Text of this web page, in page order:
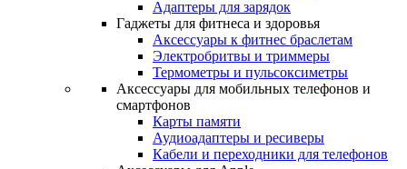
Адаптеры для зарядок
Гаджеты для фитнеса и здоровья
Аксессуары к фитнес браслетам
Электробритвы и триммеры
Термометры и пульсоксиметры
Аксессуары для мобильных телефонов и
смартфонов
Карты памяти
Аудиоадаптеры и ресиверы
Кабели и переходники для телефонов